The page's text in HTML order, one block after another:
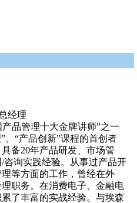
经理
品管理十大金牌讲师”之一
、“产品创新”课程的首创者
备20年产品研发、市场管
询实践经验。从事过产品开
等方面的工作，曾经在外
职务。在消费电子、金融电
了丰富的实战经验。与埃森